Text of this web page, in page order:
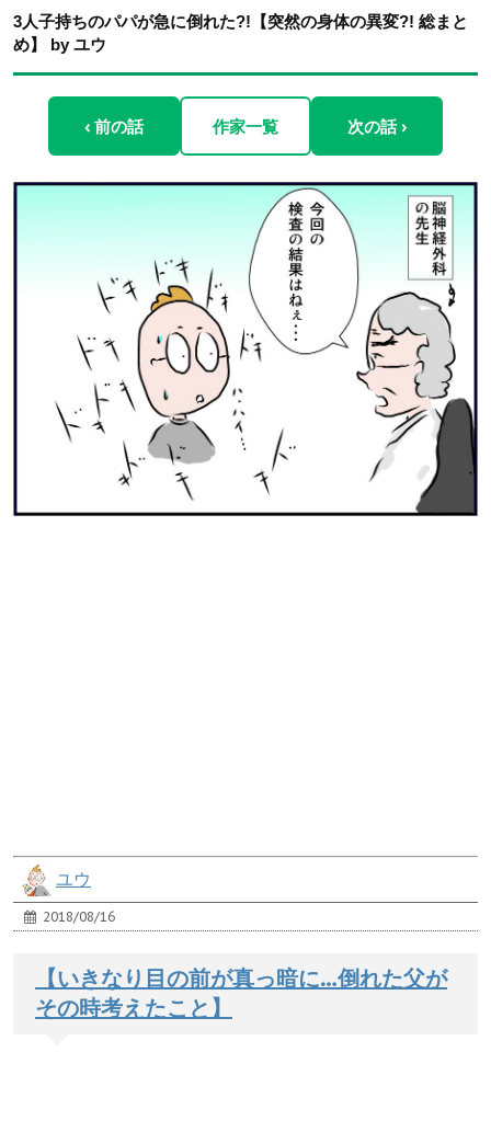
3人子持ちのパパが急に倒れた?!【突然の身体の異変?! 総まと
め】 by ユウ
‹ 前の話 作家一覧 次の話 ›
ユウ
2018/08/16
【いきなり目の前が真っ暗に…倒れた父が
その時考えたこと】